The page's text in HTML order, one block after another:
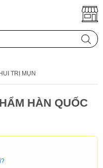
TRỊ MỤN
HÀN QUỐC